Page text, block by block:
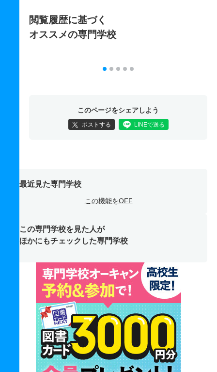
閲覧履歴に基づく
オススメの専門学校
このページをシェアしよう
ポストする LINEで送る
最近見た専門学校
この機能をOFF
この専門学校を見た人が
ほかにもチェックした専門学校